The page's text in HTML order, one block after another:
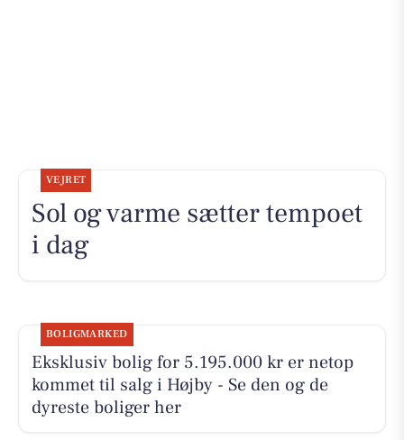
VEJRET
Sol og varme sætter tempoet
i dag
BOLIGMARKED
Eksklusiv bolig for 5.195.000 kr er netop
kommet til salg i Højby - Se den og de
dyreste boliger her